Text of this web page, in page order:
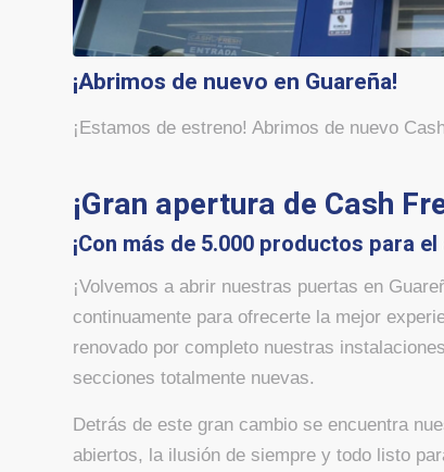
¡Abrimos de nuevo en Guareña!
¡Estamos de estreno! Abrimos de nuevo
¡Gran apertura de Cash
¡Con más de 5.000 productos para
¡Volvemos a abrir nuestras puertas en
continuamente para ofrecerte la mejor
renovado por completo nuestras
secciones totalmente nuevas.
Detrás de este gran cambio se encuentra
abiertos, la ilusión de siempre y todo listo